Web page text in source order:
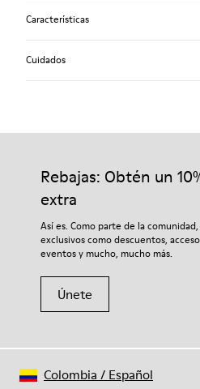
Características
Cuidados
Nuestros zapatos se han
garantizará que duren más tiempo.
Si deseas obtener información
tu par, visita nuestraGuía para el
Rebajas: Obtén un
extra
Así es. Como parte de la
exclusivos como descuentos,
eventos y mucho, mucho más.
Únete
Colombia / Español